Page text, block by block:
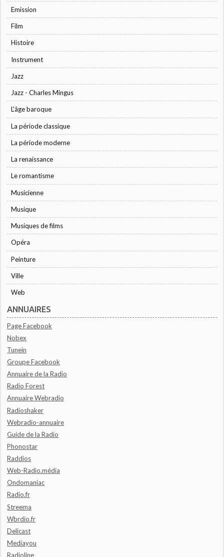
Emission
Film
Histoire
Instrument
Jazz
Jazz - Charles Mingus
L'âge baroque
La période classique
La période moderne
La renaissance
Le romantisme
Musicienne
Musique
Musiques de films
Opéra
Peinture
Ville
Web
ANNUAIRES
Page Facebook
Nobex
Tunein
Groupe Facebook
Annuaire de la Radio
Radio Forest
Annuaire Webradio
Radioshaker
Webradio-annuaire
Guide de la Radio
Phonostar
Raddios
Web-Radio.média
Ondomaniac
Radio.fr
Streema
Wbrdio.fr
Delicast
Mediayou
Radioline